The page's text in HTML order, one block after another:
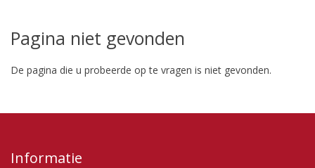
Pagina niet gevonden
De pagina die u probeerde op te vragen is niet gevonden.
Informatie